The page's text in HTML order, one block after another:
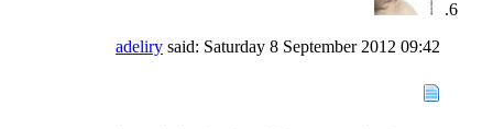
adeliry said: Saturday 8 September 2012 09:42